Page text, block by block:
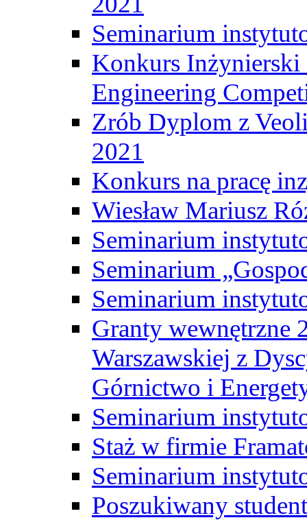
Seminarium
Konkurs
Engineering
Zrób Dyplom z
2021
Konkurs na pracę
Wiesław Mariusz
Seminarium
Seminarium
Seminarium
Granty wewnętrzne
Warszawskiej z
Górnictwo i
Seminarium
Staż w firmie
Seminarium
Poszukiwany